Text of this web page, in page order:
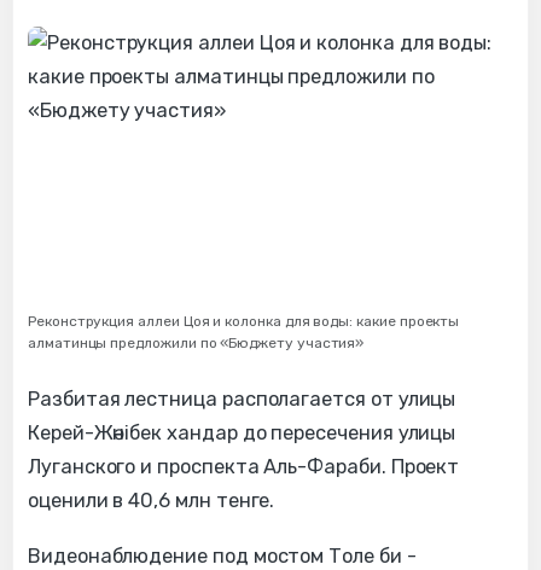
Реконструкция аллеи Цоя и колонка для воды: какие проекты
алматинцы предложили по «Бюджету участия»
Разбитая лестница располагается от улицы
Керей-Жәнібек хандар до пересечения улицы
Луганского и проспекта Аль-Фараби. Проект
оценили в 40,6 млн тенге.
Видеонаблюдение под мостом Толе би -